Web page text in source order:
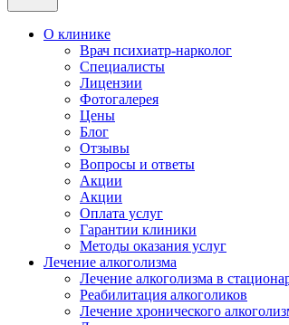
О клинике
Врач психиатр-нарколог
Специалисты
Лицензии
Фотогалерея
Цены
Блог
Отзывы
Вопросы и ответы
Акции
Акции
Оплата услуг
Гарантии клиники
Методы оказания услуг
Лечение алкоголизма
Лечение алкоголизма в
Реабилитация алкоголиков
Лечение хронического